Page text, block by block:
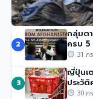
ทรัมป์เผย ‘Board
ปลดอาวุธฮามาส
256 วิว• 31 กรกฎา
2
กลุ่มต
ครบ 5
31 ก
3
ญี่ปุ่นเ
ประวัติ
30 ก